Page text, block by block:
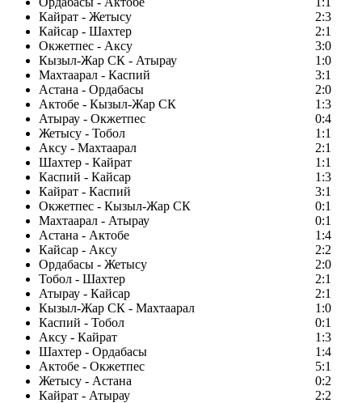
Кайрат - Жетысу
2:3
Кайсар - Шахтер
2:1
Окжетпес - Аксу
3:0
Кызыл-Жар СК - Атырау
1:0
Махтаарал - Каспий
3:1
Астана - Ордабасы
2:0
Актобе - Кызыл-Жар СК
1:3
Атырау - Окжетпес
0:4
Жетысу - Тобол
1:1
Аксу - Махтаарал
2:1
Шахтер - Кайрат
1:1
Каспий - Кайсар
1:3
Кайрат - Каспий
3:1
Окжетпес - Кызыл-Жар СК
0:1
Махтаарал - Атырау
0:1
Астана - Актобе
1:4
Кайсар - Аксу
2:2
Ордабасы - Жетысу
2:0
Тобол - Шахтер
2:1
Атырау - Кайсар
2:1
Кызыл-Жар СК - Махтаарал
1:0
Каспий - Тобол
0:1
Аксу - Кайрат
1:3
Шахтер - Ордабасы
1:4
Актобе - Окжетпес
5:1
Жетысу - Астана
0:2
Кайрат - Атырау
2:2